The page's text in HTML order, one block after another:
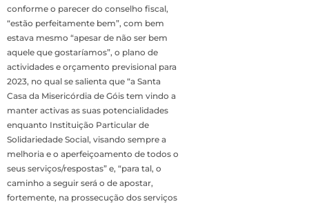
conforme o parecer do conselho fiscal,
“estão perfeitamente bem”, com bem
estava mesmo “apesar de não ser bem
aquele que gostaríamos”, o plano de
actividades e orçamento previsional para
2023, no qual se salienta que “a Santa
Casa da Misericórdia de Góis tem vindo a
manter activas as suas potencialidades
enquanto Instituição Particular de
Solidariedade Social, visando sempre a
melhoria e o aperfeiçoamento de todos o
seus serviços/respostas” e, “para tal, o
caminho a seguir será o de apostar,
fortemente, na prossecução dos serviços